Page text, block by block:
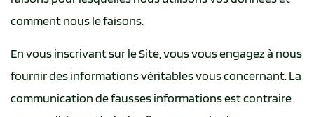
comment nous le faisons.
En vous inscrivant sur le Site, vous vous engagez à nous
fournir des informations véritables vous concernant. La
communication de fausses informations est contraire